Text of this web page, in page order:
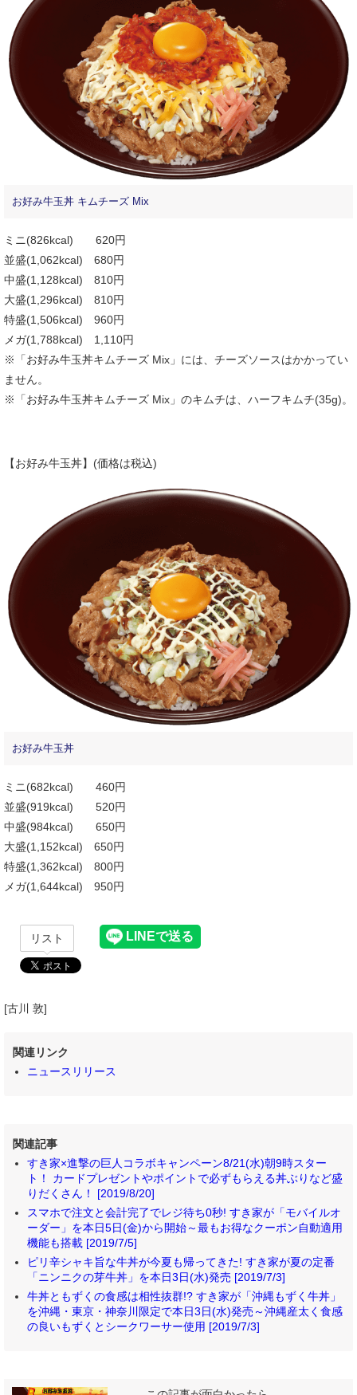
お好み牛玉丼 キムチーズ Mix
ミニ(826kcal) 620円
並盛(1,062kcal) 680円
中盛(1,128kcal) 810円
大盛(1,296kcal) 810円
特盛(1,506kcal) 960円
メガ(1,788kcal) 1,110円
※「お好み牛玉丼キムチーズ Mix」には、チーズソースはかかってい
ません。
※「お好み牛玉丼キムチーズ Mix」のキムチは、ハーフキムチ(35g)。
【お好み牛玉丼】(価格は税込)
お好み牛玉丼
ミニ(682kcal) 460円
並盛(919kcal) 520円
中盛(984kcal) 650円
大盛(1,152kcal) 650円
特盛(1,362kcal) 800円
メガ(1,644kcal) 950円
リスト
[古川 敦]
関連リンク
ニュースリリース
関連記事
すき家×進撃の巨人コラボキャンペーン8/21(水)朝9時スター
ト！ カードプレゼントやポイントで必ずもらえる丼ぶりなど盛
りだくさん！ [2019/8/20]
スマホで注文と会計完了でレジ待ち0秒! すき家が「モバイルオ
ーダー」を本日5日(金)から開始～最もお得なクーポン自動適用
機能も搭載 [2019/7/5]
ピリ辛シャキ旨な牛丼が今夏も帰ってきた! すき家が夏の定番
「ニンニクの芽牛丼」を本日3日(水)発売 [2019/7/3]
牛丼ともずくの食感は相性抜群!? すき家が「沖縄もずく牛丼」
を沖縄・東京・神奈川限定で本日3日(水)発売～沖縄産太く食感
の良いもずくとシークワーサー使用 [2019/7/3]